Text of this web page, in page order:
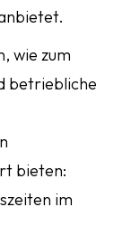
wie zum
betriebliche
bieten:
im